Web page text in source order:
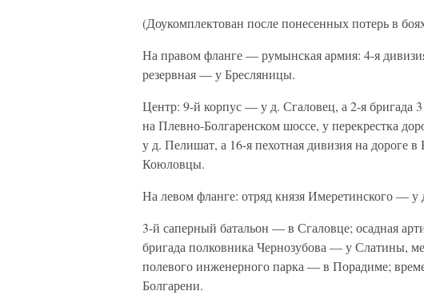
(Доукомплектован после понесенных потерь в
На правом фланге — румынская армия: 4-я
резервная — у Бресляницы.
Центр: 9-й корпус — у д. Сгаловец, а 2-я бригада
на Плевно-Болгаренском шоссе, у перекрестка
у д. Пелишат, а 16-я пехотная дивизия на дороге
Коюловцы.
На левом фланге: отряд князя Имеретинского — у
3-й саперный батальон — в Сгаловце; осадная
бригада полковника Чернозубова — у Слатины,
полевого инженерного парка — в Порадиме;
Болгарени.